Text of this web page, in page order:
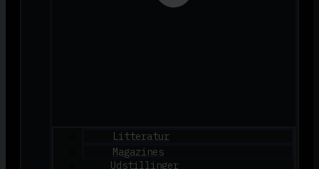
Litteratur
Magazines
Udstillinger